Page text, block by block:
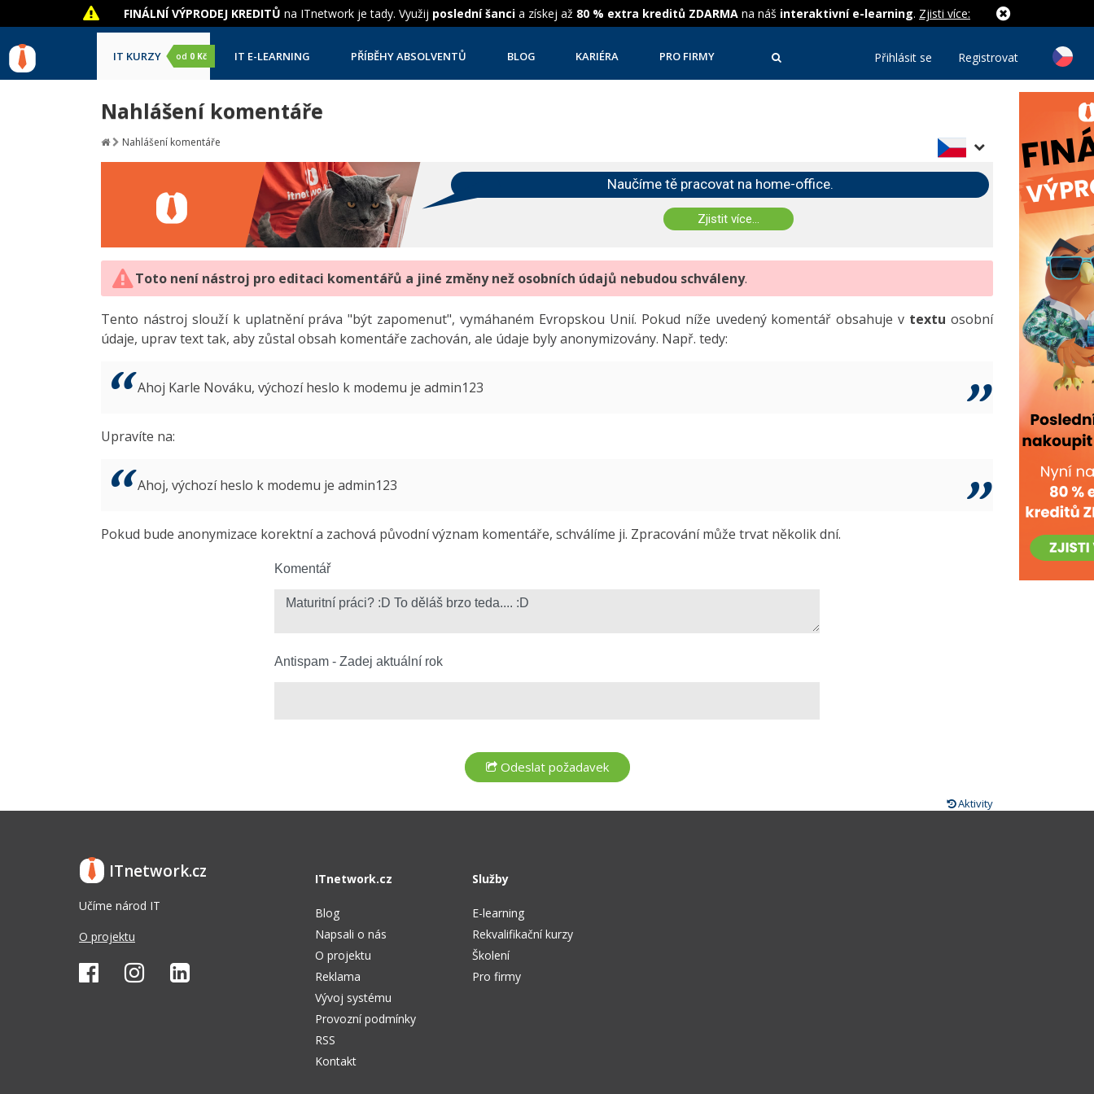
FINÁLNÍ VÝPRODEJ KREDITŮ na ITnetwork je tady. Využij poslední šanci a získej až 80 % extra kreditů ZDARMA na náš interaktivní e-learning. Zjisti více:
IT KURZY od 0 Kč IT E-LEARNING PŘÍBĚHY ABSOLVENTŮ BLOG KARIÉRA PRO FIRMY Přihlásit se Registrovat
Nahlášení komentáře
Nahlášení komentáře
Naučíme tě pracovat na home-office.
Zjistit více...
Toto není nástroj pro editaci komentářů a jiné změny než osobních údajů nebudou schváleny.
Tento nástroj slouží k uplatnění práva "být zapomenut", vymáhaném Evropskou Unií. Pokud níže uvedený komentář obsahuje v textu osobní
údaje, uprav text tak, aby zůstal obsah komentáře zachován, ale údaje byly anonymizovány. Např. tedy:
Ahoj Karle Nováku, výchozí heslo k modemu je admin123
Upravíte na:
Ahoj, výchozí heslo k modemu je admin123
Pokud bude anonymizace korektní a zachová původní význam komentáře, schválíme ji. Zpracování může trvat několik dní.
Komentář
Antispam - Zadej aktuální rok
Aktivity
ITnetwork.cz
Učíme národ IT
O projektu
ITnetwork.cz
Blog
Napsali o nás
O projektu
Reklama
Vývoj systému
Provozní podmínky
RSS
Kontakt
Služby
E-learning
Rekvalifikační kurzy
Školení
Pro firmy